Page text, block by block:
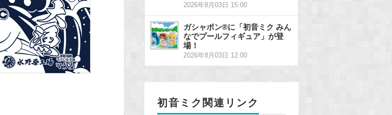
2026年8月03日 15:00
ガシャポン®に「初音ミク みん
なでプールフィギュア」が登
場！
2026年8月03日 12:00
初音ミク関連リンク